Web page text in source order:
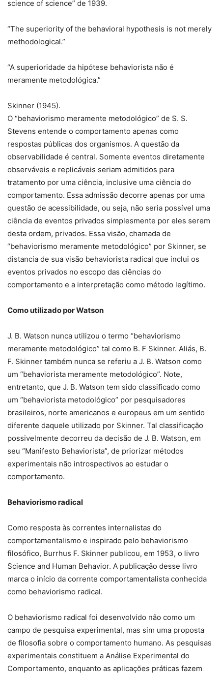
science of science” de 1939.
“The superiority of the behavioral hypothesis is not merely
methodological.”
“A superioridade da hipótese behaviorista não é
meramente metodológica.”
Skinner (1945).
O “behaviorismo meramente metodológico” de S. S.
Stevens entende o comportamento apenas como
respostas públicas dos organismos. A questão da
observabilidade é central. Somente eventos diretamente
observáveis e replicáveis seriam admitidos para
tratamento por uma ciência, inclusive uma ciência do
comportamento. Essa admissão decorre apenas por uma
questão de acessibilidade, ou seja, não seria possível uma
ciência de eventos privados simplesmente por eles serem
desta ordem, privados. Essa visão, chamada de
“behaviorismo meramente metodológico” por Skinner, se
distancia de sua visão behaviorista radical que inclui os
eventos privados no escopo das ciências do
comportamento e a interpretação como método legítimo.
Como utilizado por Watson
J. B. Watson nunca utilizou o termo “behaviorismo
meramente metodológico” tal como B. F Skinner. Aliás, B.
F. Skinner também nunca se referiu a J. B. Watson como
um “behaviorista meramente metodológico”. Note,
entretanto, que J. B. Watson tem sido classificado como
um “behaviorista metodológico” por pesquisadores
brasileiros, norte americanos e europeus em um sentido
diferente daquele utilizado por Skinner. Tal classificação
possivelmente decorreu da decisão de J. B. Watson, em
seu “Manifesto Behaviorista”, de priorizar métodos
experimentais não introspectivos ao estudar o
comportamento.
Behaviorismo radical
Como resposta às correntes internalistas do
comportamentalismo e inspirado pelo behaviorismo
filosófico, Burrhus F. Skinner publicou, em 1953, o livro
Science and Human Behavior. A publicação desse livro
marca o início da corrente comportamentalista conhecida
como behaviorismo radical.
O behaviorismo radical foi desenvolvido não como um
campo de pesquisa experimental, mas sim uma proposta
de filosofia sobre o comportamento humano. As pesquisas
experimentais constituem a Análise Experimental do
Comportamento, enquanto as aplicações práticas fazem